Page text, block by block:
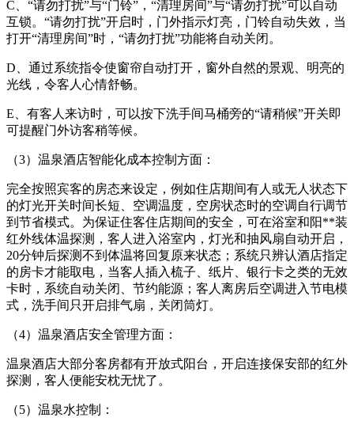
C、“请勿打扰”与“门铃”，“清理房间”与“请勿打扰”可以自动
互锁。“请勿打扰”开启时，门外指示灯亮，门铃自动失效，当
打开“清理房间”时，“请勿打扰”功能将自动关闭。
D、通过系统指令使窗帘自动打开，窗外自然的景观、明亮的
光线，令客人心情舒畅。
E、有客人来访时，可以按下洗手间马桶旁的“请稍候”开关即
可提醒门外访客稍等候。
（3）温泉酒店智能化成本控制方面：
完全按照宾客的房态来设定，例如住店期间有人或无人状态下
的灯光开关时间长短、空调温度，空房状态时的空调自行调节
到节省模式。为保证住客住店期间的安全，可在浴室和阳**装
红外线体温探测，客人进入浴室内，灯光和抽风扇自动开启，
20分钟后探测不到体温将回复原来状态；系统只辨认酒店指定
的房卡才能取电，当客人插入梳子、纸片、银行卡之类的无效
卡时，系统自动关闭、节约能源；客人离房后空调进入节电模
式，洗手间只开启排气扇，关闭筒灯。
（4）温泉酒店安全管理方面：
温泉酒店大部分客房都有开放式阳台，开启连接保安部的红外
探测，客人便能安枕无忧了。
（5）温泉水控制：